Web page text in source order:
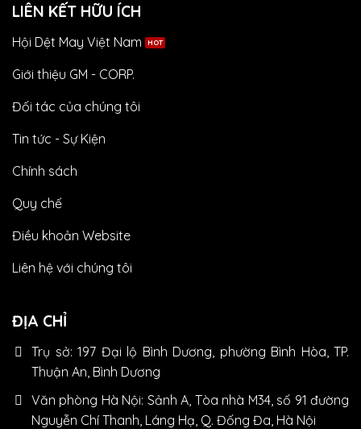
LIÊN KẾT HỮU ÍCH
Hội Dệt May Việt Nam
Giới thiệu GM - CORP.
Đối tác của chúng tôi
Tin tức - Sự Kiện
Chính sách
Quy chế
Điều khoản Website
Liên hệ với chúng tôi
ĐỊA CHỈ
Trụ sở: 197 Đại lộ Bình Dương, phường Bình Hòa, TP.
Thuận An, Bình Dương
Văn phòng Hà Nội: Sảnh A, Tòa nhà M34, số 91 đường
Nguyễn Chí Thanh, Láng Hạ, Q. Đống Đa, Hà Nội